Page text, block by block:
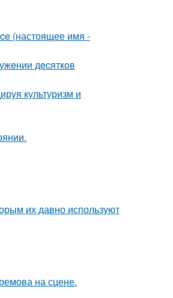
(настоящее имя -
дecяткoв
культуризм и
их давно используют
на сцене.